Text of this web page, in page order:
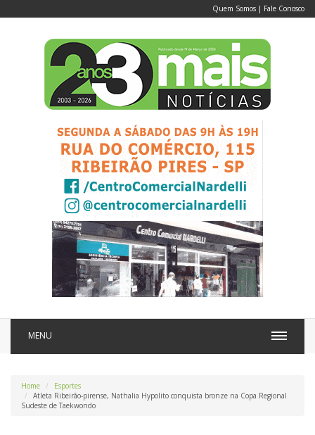
Quem Somos | Fale Conosco
MENU
Home
Esportes
Atleta Ribeirão-pirense, Nathalia Hypolito conquista bronze na Copa Regional
Sudeste de Taekwondo